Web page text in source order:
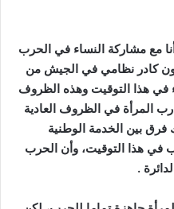
نيوز24″ صحيح أنا مع مشاركة النساء في الحرب
كادر نظامي في الجيش من
في هذا التوقيت وهذه الظروف
المرأة في الظروف العادية
بين الخدمة الوطنية
في هذا التوقيت، وأن الحرب
.